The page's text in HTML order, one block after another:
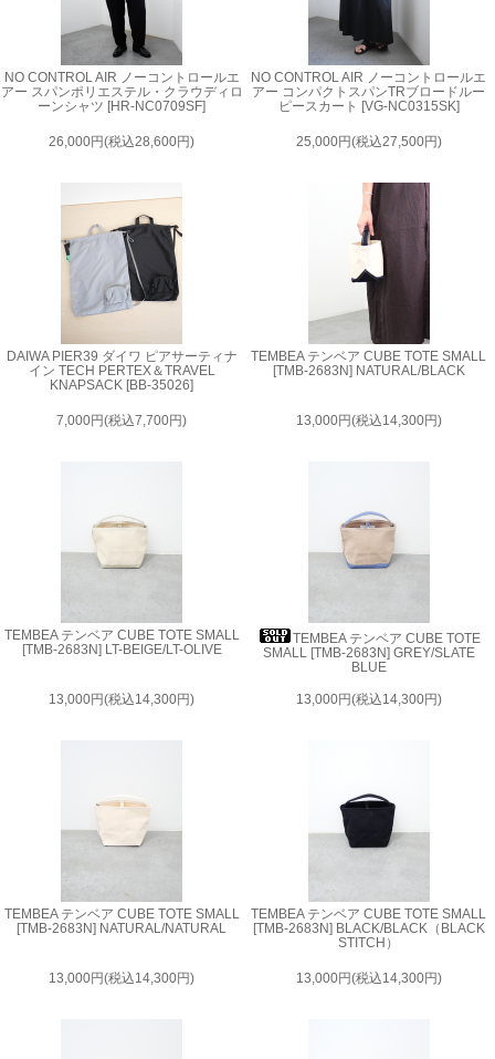
NO CONTROL AIR ノーコントロールエ
アー スパンポリエステル・クラウディロ
ーンシャツ [HR-NC0709SF]
26,000円(税込28,600円)
NO CONTROL AIR ノーコントロールエ
アー コンパクトスパンTRブロードルー
ピースカート [VG-NC0315SK]
25,000円(税込27,500円)
DAIWA PIER39 ダイワ ピアサーティナ
イン TECH PERTEX＆TRAVEL
KNAPSACK [BB-35026]
7,000円(税込7,700円)
TEMBEA テンベア CUBE TOTE SMALL
[TMB-2683N] NATURAL/BLACK
13,000円(税込14,300円)
TEMBEA テンベア CUBE TOTE SMALL
[TMB-2683N] LT-BEIGE/LT-OLIVE
13,000円(税込14,300円)
TEMBEA テンベア CUBE TOTE
SMALL [TMB-2683N] GREY/SLATE
BLUE
13,000円(税込14,300円)
TEMBEA テンベア CUBE TOTE SMALL
[TMB-2683N] NATURAL/NATURAL
13,000円(税込14,300円)
TEMBEA テンベア CUBE TOTE SMALL
[TMB-2683N] BLACK/BLACK（BLACK
STITCH）
13,000円(税込14,300円)